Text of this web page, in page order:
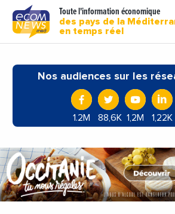
Toute l'information économique
des pays de la
en temps réel
Nos audiences sur les
1.2M 88,6K 1,2M 1,22K